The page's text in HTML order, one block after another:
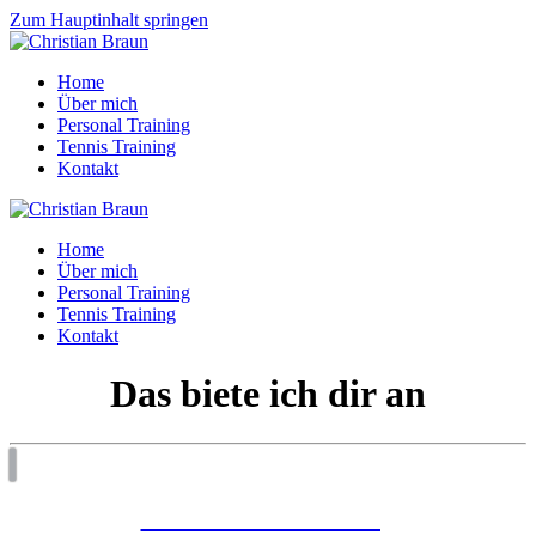
Zum Hauptinhalt springen
Home
Über mich
Personal Training
Tennis Training
Kontakt
Home
Über mich
Personal Training
Tennis Training
Kontakt
Das biete ich dir an